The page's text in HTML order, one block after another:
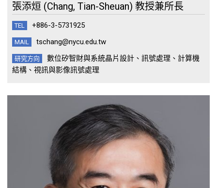
張添烜 (Chang, Tian-Sheuan) 教授兼所長
TEL +886-3-5731925
MAIL tschang@nycu.edu.tw
研究方向
數位矽智財與系統晶片設計、訊號處理、計算機
結構、視訊與影像訊號處理